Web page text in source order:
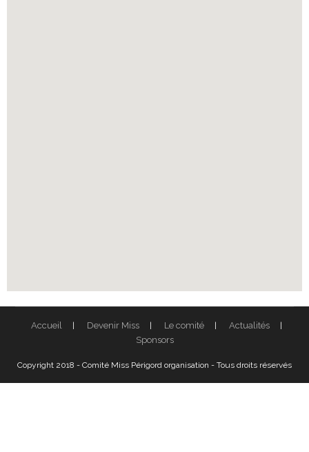
Accueil Devenir Miss Le comité
Actualités
Sponsors
Copyright 2018 - Comité Miss Périgord organisation - Tous droits réservés